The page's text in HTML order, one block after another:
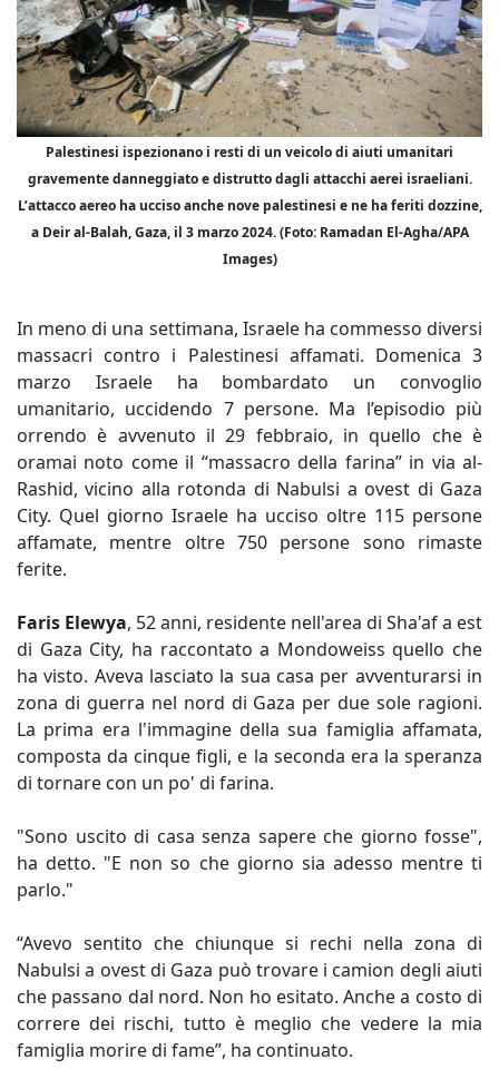
Palestinesi ispezionano i resti di un veicolo di aiuti umanitari
gravemente danneggiato e distrutto dagli attacchi aerei israeliani.
L’attacco aereo ha ucciso anche nove palestinesi e ne ha feriti dozzine,
a Deir al-Balah, Gaza, il 3 marzo 2024. (Foto: Ramadan El-Agha/APA
Images)
In meno di una settimana, Israele ha commesso diversi
massacri contro i Palestinesi affamati. Domenica 3
marzo Israele ha bombardato un convoglio
umanitario, uccidendo 7 persone. Ma l’episodio più
orrendo è avvenuto il 29 febbraio, in quello che è
oramai noto come il “massacro della farina” in via al-
Rashid, vicino alla rotonda di Nabulsi a ovest di Gaza
City. Quel giorno Israele ha ucciso oltre 115 persone
affamate, mentre oltre 750 persone sono rimaste
ferite.
Faris Elewya, 52 anni, residente nell'area di Sha'af a est
di Gaza City, ha raccontato a Mondoweiss quello che
ha visto. Aveva lasciato la sua casa per avventurarsi in
zona di guerra nel nord di Gaza per due sole ragioni.
La prima era l'immagine della sua famiglia affamata,
composta da cinque figli, e la seconda era la speranza
di tornare con un po' di farina.
"Sono uscito di casa senza sapere che giorno fosse",
ha detto. "E non so che giorno sia adesso mentre ti
parlo."
“Avevo sentito che chiunque si rechi nella zona di
Nabulsi a ovest di Gaza può trovare i camion degli aiuti
che passano dal nord. Non ho esitato. Anche a costo di
correre dei rischi, tutto è meglio che vedere la mia
famiglia morire di fame”, ha continuato.